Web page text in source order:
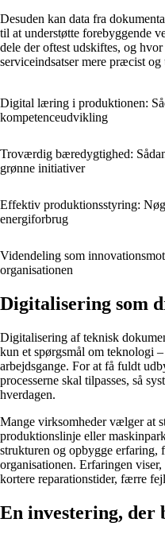
Desuden kan data fra
til at understøtte forebyggende
dele der oftest udskiftes, og
serviceindsatser mere præcist
Digital læring i produktionen:
kompetenceudvikling
Troværdig bæredygtighed:
grønne initiativer
Effektiv produktionsstyring:
energiforbrug
Videndeling som
organisationen
Digitalisering som
Digitalisering af teknisk
kun et spørgsmål om teknologi
arbejdsgange. For at få fuldt
processerne skal tilpasses, så
hverdagen.
Mange virksomheder vælger at
produktionslinje eller
strukturen og opbygge erfaring,
organisationen. Erfaringen
kortere reparationstider, færre
En investering, der